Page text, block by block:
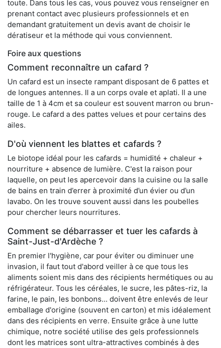
toute. Dans tous les cas, vous pouvez vous renseigner en
prenant contact avec plusieurs professionnels et en
demandant gratuitement un devis avant de choisir le
dératiseur et la méthode qui vous conviennent.
Foire aux questions
Comment reconnaître un cafard ?
Un cafard est un insecte rampant disposant de 6 pattes et
de longues antennes. Il a un corps ovale et aplati. Il a une
taille de 1 à 4cm et sa couleur est souvent marron ou brun-
rouge. Le cafard a des pattes velues et pour certains des
ailes.
D'où viennent les blattes et cafards ?
Le biotope idéal pour les cafards = humidité + chaleur +
nourriture + absence de lumière. C'est la raison pour
laquelle, on peut les apercevoir dans la cuisine ou la salle
de bains en train d’errer à proximité d’un évier ou d’un
lavabo. On les trouve souvent aussi dans les poubelles
pour chercher leurs nourritures.
Comment se débarrasser et tuer les cafards à
Saint-Just-d'Ardèche ?
En premier l'hygiène, car pour éviter ou diminuer une
invasion, il faut tout d'abord veiller à ce que tous les
aliments soient mis dans des récipients hermétiques ou au
réfrigérateur. Tous les céréales, le sucre, les pâtes-riz, la
farine, le pain, les bonbons... doivent être enlevés de leur
emballage d'origine (souvent en carton) et mis idéalement
dans des récipients en verre. Ensuite grâce à une lutte
chimique, notre société utilise des gels professionnels
dont les matrices sont ultra-attractives combinés à des